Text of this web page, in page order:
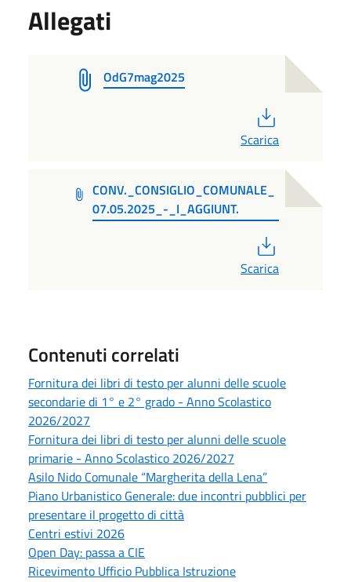
Allegati
OdG7mag2025
Scarica
CONV._CONSIGLIO_COMUNALE_
07.05.2025_-_I_AGGIUNT.
Scarica
Contenuti correlati
Fornitura dei libri di testo per alunni delle scuole
secondarie di 1° e 2° grado - Anno Scolastico
2026/2027
Fornitura dei libri di testo per alunni delle scuole
primarie - Anno Scolastico 2026/2027
Asilo Nido Comunale “Margherita della Lena”
Piano Urbanistico Generale: due incontri pubblici per
presentare il progetto di città
Centri estivi 2026
Open Day: passa a CIE
Ricevimento Ufficio Pubblica Istruzione